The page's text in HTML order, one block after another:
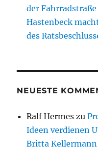
der
Hastenbeck
des
NEUESTE
Ralf Hermes zu
Ideen verdienen
Britta Kellermann